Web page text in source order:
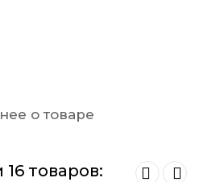
о товаре
товаров: